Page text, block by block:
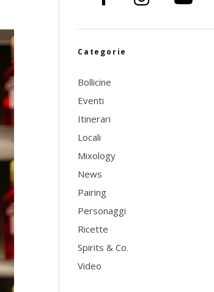
Categorie
Bollicine
Eventi
Itinerari
Locali
Mixology
News
Pairing
Personaggi
Ricette
Spirits & Co.
Video